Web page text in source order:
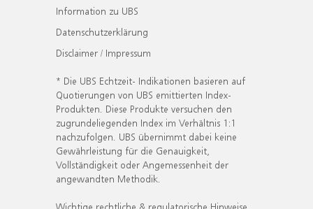
Information zu UBS
Datenschutzerklärung
Disclaimer / Impressum
* Die UBS Echtzeit- Indikationen basieren auf
Quotierungen von UBS emittierten Index-
Produkten. Diese Produkte versuchen den
zugrundeliegenden Index im Verhältnis 1:1
nachzufolgen. UBS übernimmt dabei keine
Gewährleistung für die Genauigkeit,
Vollständigkeit oder Angemessenheit der
angewandten Methodik.